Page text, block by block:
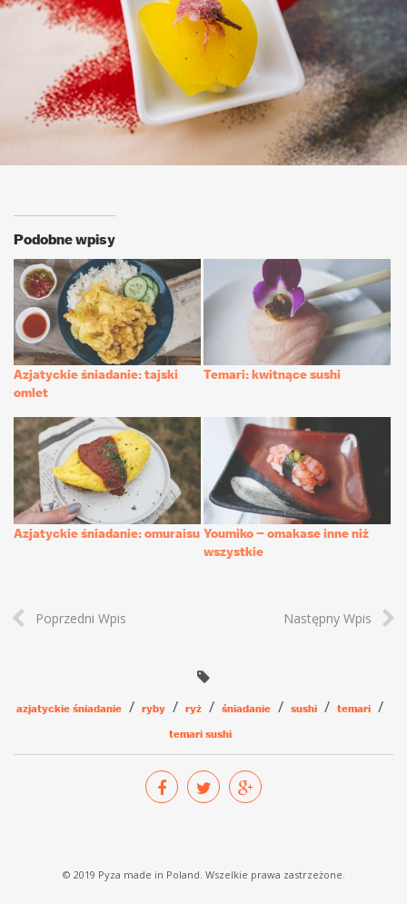
Podobne wpisy
Azjatyckie śniadanie: tajski
omlet
Temari: kwitnące sushi
Azjatyckie śniadanie: omuraisu Youmiko – omakase inne niż
wszystkie
Poprzedni Wpis Następny Wpis
azjatyckie śniadanie ryby ryż śniadanie sushi
temari
temari sushi
© 2019 Pyza made in Poland. Wszelkie prawa zastrzeżone.